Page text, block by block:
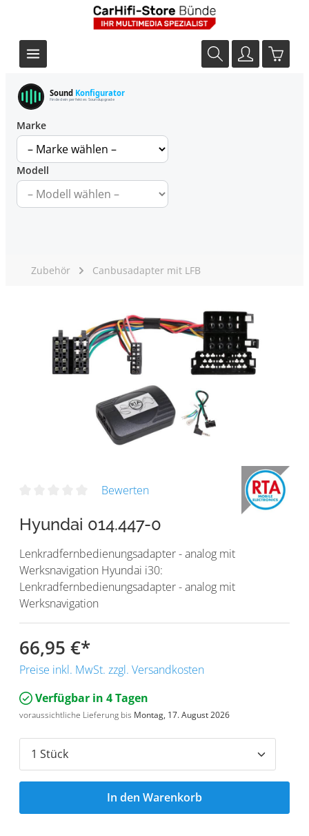
Sound Konfigurator
Finde dein perfektes Soundupgrade
Marke
Modell
Zubehör Canbusadapter mit LFB
Bewerten
Hyundai 014.447-0
Lenkradfernbedienungsadapter - analog mit
Werksnavigation Hyundai i30:
Lenkradfernbedienungsadapter - analog mit
Werksnavigation
66,95 €*
Preise inkl. MwSt. zzgl. Versandkosten
Verfügbar in 4 Tagen
voraussichtliche Lieferung bis Montag, 17. August 2026
In den Warenkorb